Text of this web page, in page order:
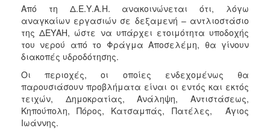
2015
2013
2012
2011
2010
2006
Από τη Δ.Ε.Υ.Α.Η. ανακοινώνεται ότι, λόγω
αναγκαίων εργασιών σε δεξαμενή – αντλιοστάσιο
της ΔΕΥΑΗ, ώστε να υπάρχει ετοιμότητα υποδοχής
του νερού από το Φράγμα Αποσελέμη, θα γίνουν
διακοπές υδροδότησης.
Οι περιοχές, οι οποίες ενδεχομένως θα
παρουσιάσουν προβλήματα είναι οι εντός και εκτός
τειχών, Δημοκρατίας, Ανάληψη, Αντιστάσεως,
Κηπούπολη, Πόρος, Κατσαμπάς, Πατέλες, Άγιος
Ιωάννης.